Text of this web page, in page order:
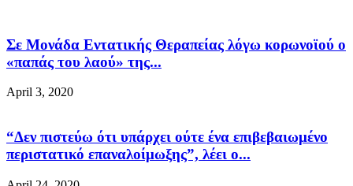
Σε Μονάδα Εντατικής Θεραπείας λόγω κορωνοϊού ο
«παπάς του λαού» της...
April 3, 2020
“Δεν πιστεύω ότι υπάρχει ούτε ένα επιβεβαιωμένο
περιστατικό επαναλοίμωξης”, λέει ο...